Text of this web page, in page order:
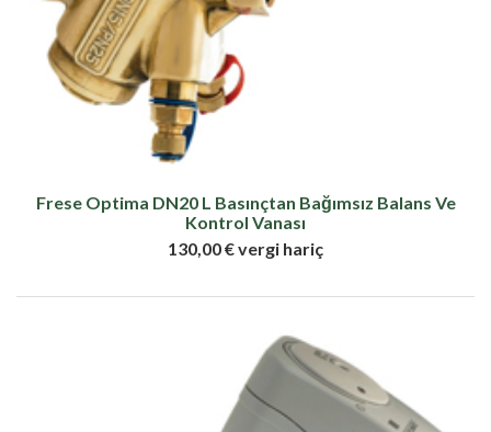
Frese Optima DN20 L Basınçtan Bağımsız Balans Ve
Kontrol Vanası
130,00 € vergi hariç